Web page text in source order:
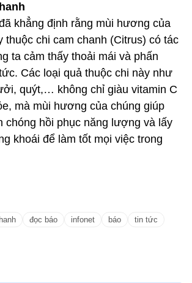
khẳng định rằng mùi hương của
thuộc chi cam chanh (Citrus) có tác
ta cảm thấy thoải mái và phấn
Các loại quả thuộc chi này như
quýt,… không chỉ giàu vitamin C
mà mùi hương của chúng giúp
chóng hồi phục năng lượng và lấy
khoái để làm tốt mọi việc trong
đọc báo infonet báo
tin tức